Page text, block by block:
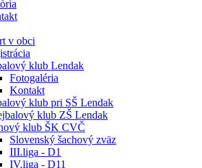
v obci
klub Lendak
Fotogaléria
Kontakt
klub pri SŠ Lendak
klub ZŠ Lendak
klub ŠK CVČ
Slovenský šachový zväz
III.liga - D1
IV.liga - D11